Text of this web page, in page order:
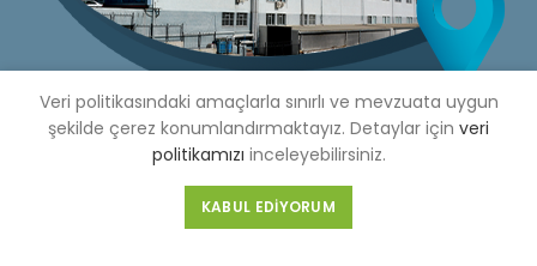
Copyright © 2020 Çetinkaya Pano |Çetinkaya Pano Fiyat
Veri politikasındaki amaçlarla sınırlı ve mevzuata uygun
şekilde çerez konumlandırmaktayız. Detaylar için veri
politikamızı inceleyebilirsiniz.
KABUL EDIYORUM